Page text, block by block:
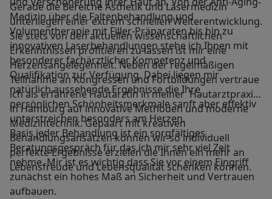
Medizin über die Faltenbehandlung und
Volumentherapie mit Filler-Präparaten bis hin zu
innovativen Laserbehandlungen stehe ich Ihnen mit
besonderer fachärztlicher Kompetenz und
Qualifikation zur Verfügung. Dabei liegen mir
natürlich aussehende Ergebnisse die Ihre
persönlichen Schönheitsmerkmale sanft aber effektiv
unterstreichen besonders am Herzen.
Gerade die Bereiche Ästhetik und Lasermedizin
unterliegen einer extrem schnellen Weiterentwicklung.
Sie stets von den aktuellen wissenschaftlichen
Erkenntnissen profitieren zu lassen ist mir eine
Herzensangelegenheit. Neben der regelmäßigen
Teilnahme an Kongressen und Fortbildungen vertraue
ich als erfahrene Hautärztin in meiner Hautarztpraxis
in Hamburg auf innovative Methoden und moderne
Medizintechnik. Gepaart mit kreativen
Behandlungsansätzen können wir so individuell
perfekte Ergebnisse erzielen die Ihnen ein mehr an
Lebensfreude und Lebensqualität schenken können.
Basis jeder Behandlung ist ein sorgfältiges
Beratungsgespräch für das ich mir sehr viel Zeit
nehme. Mir ist es wichtig dass Sie vor einem Eingriff
zunächst ein hohes Maß an Sicherheit und Vertrauen
aufbauen.